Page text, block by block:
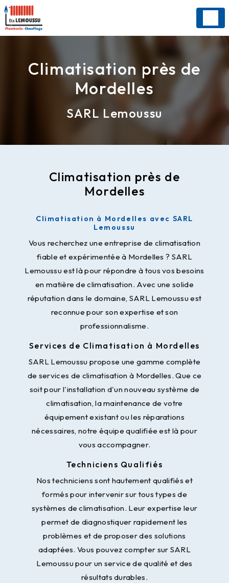
Climatisation près de
Mordelles
SARL Lemoussu
Climatisation près de
Mordelles
Climatisation à Mordelles avec SARL
Lemoussu
Vous recherchez une entreprise de climatisation
fiable et expérimentée à Mordelles ? SARL
Lemoussu est là pour répondre à tous vos besoins
en matière de climatisation. Avec une solide
réputation dans le domaine, SARL Lemoussu est
reconnue pour son expertise et son
professionnalisme.
Services de Climatisation à Mordelles
SARL Lemoussu propose une gamme complète
de services de climatisation à Mordelles. Que ce
soit pour l'installation d'un nouveau système de
climatisation, la maintenance de votre
équipement existant ou les réparations
nécessaires, notre équipe qualifiée est là pour
vous accompagner.
Techniciens Qualifiés
Nos techniciens sont hautement qualifiés et
formés pour intervenir sur tous types de
systèmes de climatisation. Leur expertise leur
permet de diagnostiquer rapidement les
problèmes et de proposer des solutions
adaptées. Vous pouvez compter sur SARL
Lemoussu pour un service de qualité et des
résultats durables.
Panneau de gestion des cookies